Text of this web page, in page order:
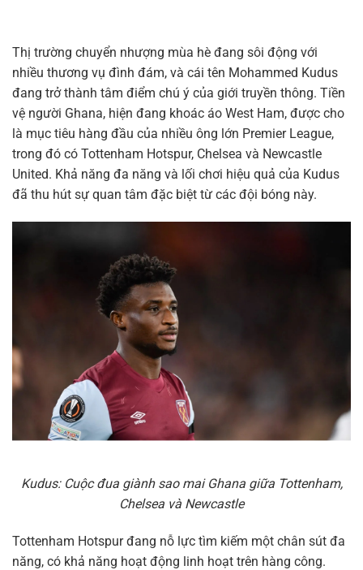
Thị trường chuyển nhượng mùa hè đang sôi động với
nhiều thương vụ đình đám, và cái tên Mohammed Kudus
đang trở thành tâm điểm chú ý của giới truyền thông. Tiền
vệ người Ghana, hiện đang khoác áo West Ham, được cho
là mục tiêu hàng đầu của nhiều ông lớn Premier League,
trong đó có Tottenham Hotspur, Chelsea và Newcastle
United. Khả năng đa năng và lối chơi hiệu quả của Kudus
đã thu hút sự quan tâm đặc biệt từ các đội bóng này.
Kudus: Cuộc đua giành sao mai Ghana giữa Tottenham,
Chelsea và Newcastle
Tottenham Hotspur đang nỗ lực tìm kiếm một chân sút đa
năng, có khả năng hoạt động linh hoạt trên hàng công.